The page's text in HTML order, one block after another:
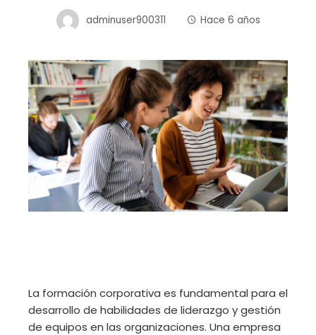
adminuser900311 Hace 6 años
La formación corporativa es fundamental para el
desarrollo de habilidades de liderazgo y gestión
de equipos en las organizaciones. Una empresa